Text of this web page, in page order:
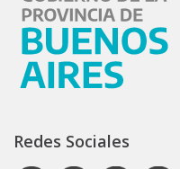
Redes Sociales